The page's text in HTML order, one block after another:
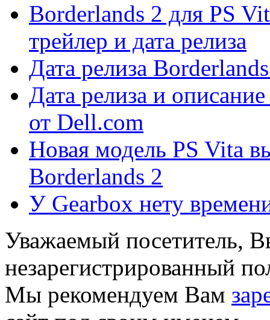
Borderlands 2 для PS
трейлер и дата релиза
Дата релиза
Дата релиза и
от Dell.com
Новая модель PS Vita
Borderlands 2
У Gearbox нету
Уважаемый посетитель,
незарегистрированный
Мы рекомендуем Вам